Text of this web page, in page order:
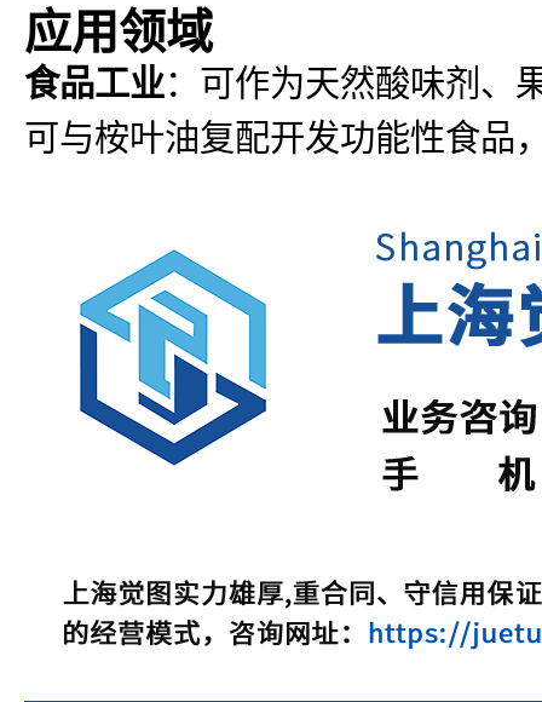
应用领域
食品工业：可作为天然酸味剂、
可与桉叶油复配开发功能性食品